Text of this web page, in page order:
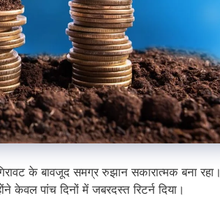
के बावजूद समग्र रुझान सकारात्मक बना रहा।
पांच दिनों में जबरदस्त रिटर्न दिया।